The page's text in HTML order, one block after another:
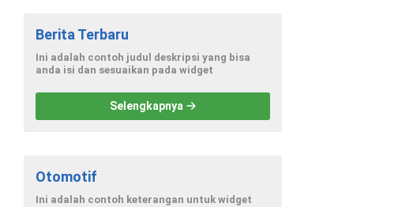
Berita Terbaru
Ini adalah contoh judul deskripsi yang bisa
anda isi dan sesuaikan pada widget
Selengkapnya
Otomotif
Ini adalah contoh keterangan untuk widget